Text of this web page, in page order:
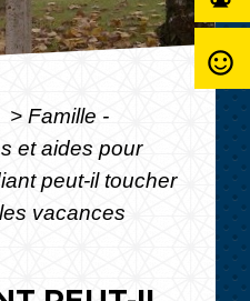
> Famille -
et aides pour
peut-il toucher
vacances
sentiment_satisfied_alt